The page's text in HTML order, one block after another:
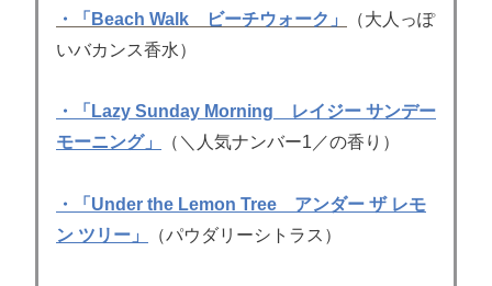
・「Beach Walk ビーチウォーク」
（大人っぽ
いバカンス香水）
・「Lazy Sunday Morning レイジー サンデー
モーニング」
（＼人気ナンバー1／の香り）
・「Under the Lemon Tree アンダー ザ レモ
ン ツリー」
（パウダリーシトラス）